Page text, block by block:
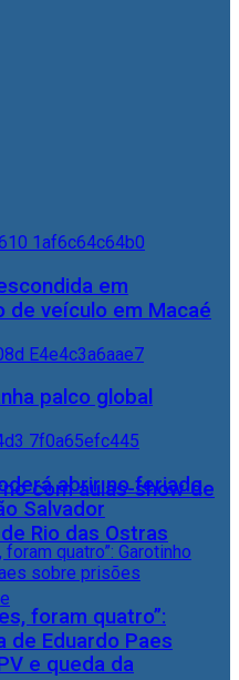
com aulas-show de
Rio das Ostras
e queda da
em
veículo em Macaé
palco global
abrir no feriado
Salvador
foram quatro”:
de Eduardo Paes